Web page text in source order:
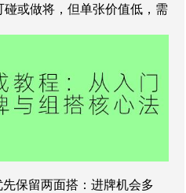
或做将，但单张价值低，需
保留两面搭：进牌机会多